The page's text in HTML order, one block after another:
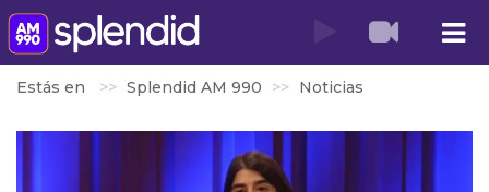
Estás en Splendid AM 990 Noticias